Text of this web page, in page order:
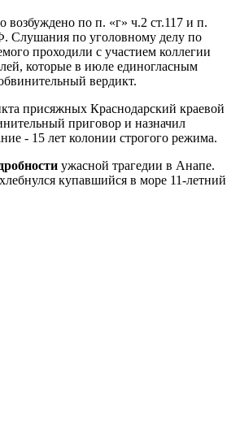
возбуждено по п. «г» ч.2 ст.117 и п.
Слушания по уголовному делу по
проходили с участием коллегии
которые в июле единогласным
вердикт.
присяжных Краснодарский краевой
приговор и назначил
- 15 лет колонии строгого режима.
ужасной трагедии в Анапе.
купавшийся в море 11-летний